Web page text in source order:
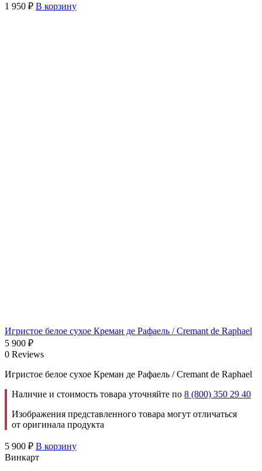
1 950 ₽ В корзину
Игристое белое сухое Креман де Рафаель / Cremant de Raphael
5 900 ₽
0 Reviews
Игристое белое сухое Креман де Рафаель / Cremant de Raphael
Наличие и стоимость товара уточняйте по 8 (800) 350 29 40
Изображения представленного товара могут отличаться
от оригинала продукта
5 900 ₽ В корзину
Винкарт